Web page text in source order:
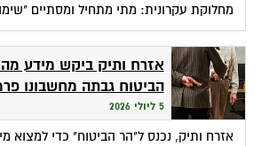
מחלוקת עקרונית: מתי מתחיל ומסתיים
אזרח ותיק ביקש מידע
הביטוח גבתה מחשבונו
5 ליולי 2026
אזרח ותיק, נכנס ל"הר הביטוח" כדי למצוא